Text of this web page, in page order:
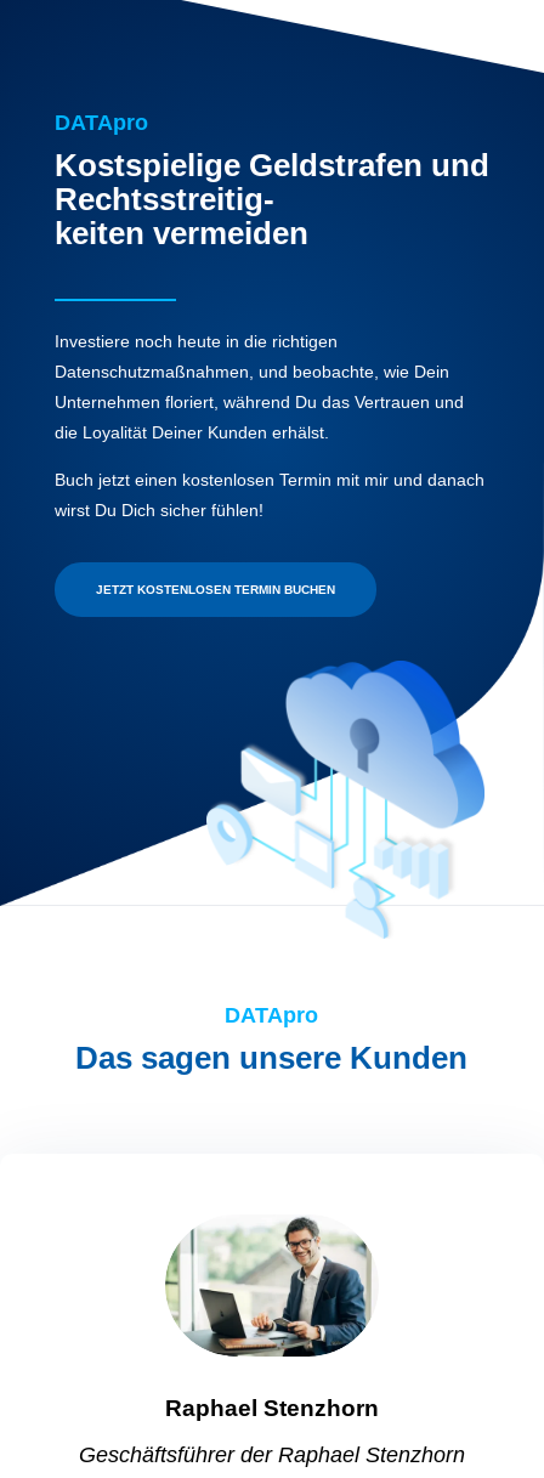
DATApro
Kostspielige Geldstrafen und
Rechtsstreitig-
keiten vermeiden
Investiere noch heute in die richtigen
Datenschutzmaßnahmen, und beobachte, wie Dein
Unternehmen floriert, während Du das Vertrauen und
die Loyalität Deiner Kunden erhälst.
Buch jetzt einen kostenlosen Termin mit mir und danach
wirst Du Dich sicher fühlen!
JETZT KOSTENLOSEN TERMIN BUCHEN
DATApro
Das sagen unsere Kunden
Raphael Stenzhorn
Geschäftsführer der Raphael Stenzhorn